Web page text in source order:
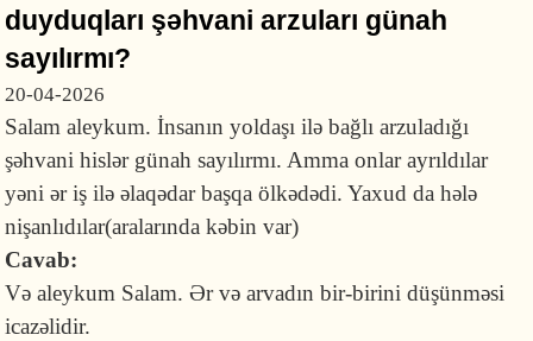
duyduqları şəhvani arzuları günah
sayılırmı?
20-04-2026
Salam aleykum. İnsanın yoldaşı ilə bağlı arzuladığı
şəhvani hislər günah sayılırmı. Amma onlar ayrıldılar
yəni ər iş ilə əlaqədar başqa ölkədədi. Yaxud da hələ
nişanlıdılar(aralarında kəbin var)
Cavab:
Və aleykum Salam. Ər və arvadın bir-birini düşünməsi
icazəlidir.